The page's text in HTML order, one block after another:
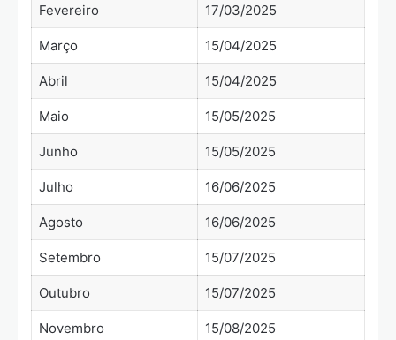
Fevereiro 17/03/2025
Março 15/04/2025
Abril 15/04/2025
Maio 15/05/2025
Junho 15/05/2025
Julho 16/06/2025
Agosto 16/06/2025
Setembro 15/07/2025
Outubro 15/07/2025
Novembro 15/08/2025